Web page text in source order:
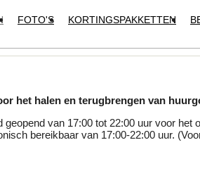
FOTO'S KORTINGSPAKKETTEN
het halen en terugbrengen van
van 17:00 tot 22:00 uur voor het
bereikbaar van 17:00-22:00 uur.